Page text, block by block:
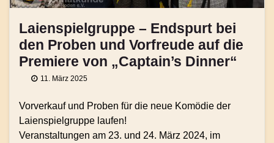
Laienspielgruppe – Endspurt bei
den Proben und Vorfreude auf die
Premiere von „Captain’s Dinner“
11. März 2025
Vorverkauf und Proben für die neue Komödie der
Laienspielgruppe laufen!
Veranstaltungen am 23. und 24. März 2024, im